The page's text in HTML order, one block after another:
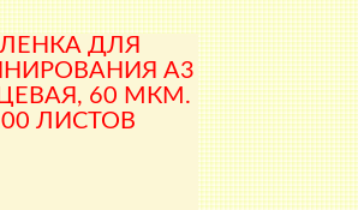
ДЛЯ
А3
60 МКМ.
ЛИСТОВ